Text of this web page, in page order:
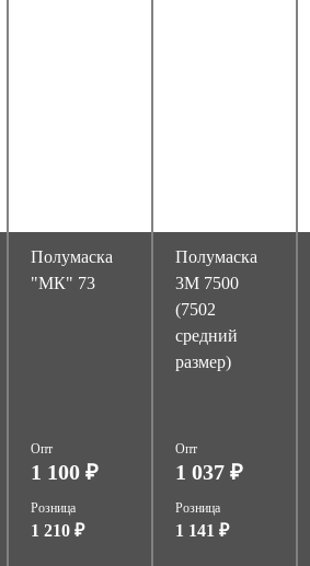
Полумаска
"МК" 73
Опт
1 100 ₽
Розница
1 210 ₽
Полумаска
3М 7500
(7502
средний
размер)
Опт
1 037 ₽
Розница
1 141 ₽